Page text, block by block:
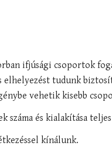
ifjúsági csoportok
elhelyezést tudunk
vehetik kisebb
száma és kialakítása
kínálunk.